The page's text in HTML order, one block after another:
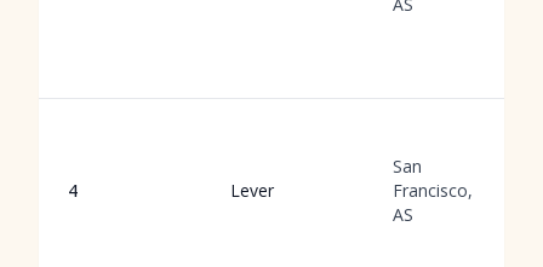
4 Lever
San
Francisco,
AS